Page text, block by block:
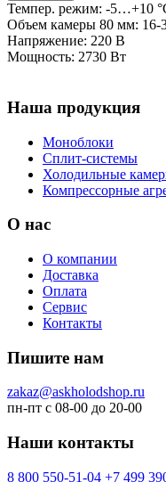
Темпер. режим: -5…+10
Объем камеры 80 мм: 16-
Напряжение: 220 В
Мощность: 2730 Вт
Наша продукция
Моноблоки
Сплит-системы
Холодильные
Компрессорные
О нас
О компании
Доставка
Оплата
Сервис
Контакты
Пишите нам
zakaz@askholodshop.ru
пн-пт с 08-00 до 20-00
Наши контакты
8 800 550-51-04 +7 499